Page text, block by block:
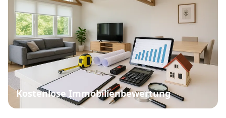
Kostenlose Immobilienbewertung